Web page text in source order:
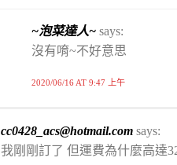
~泡菜達人~ says:
沒有唷~不好意思
2020/06/16 AT 9:47 上午
cc0428_acs@hotmail.com says:
我剛剛訂了 但運費為什麼高達